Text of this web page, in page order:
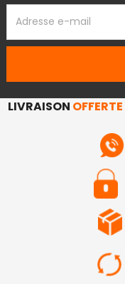
EMAIL
LIVRAISON OFFERTE